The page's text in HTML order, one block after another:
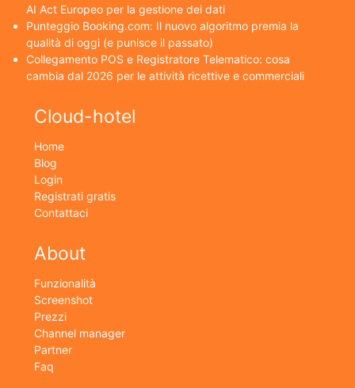
AI Act Europeo per la gestione dei dati
Punteggio Booking.com: Il nuovo algoritmo premia la
qualità di oggi (e punisce il passato)
Collegamento POS e Registratore Telematico: cosa
cambia dal 2026 per le attività ricettive e commerciali
Cloud-hotel
Home
Blog
Login
Registrati gratis
Contattaci
About
Funzionalità
Screenshot
Prezzi
Channel manager
Partner
Faq